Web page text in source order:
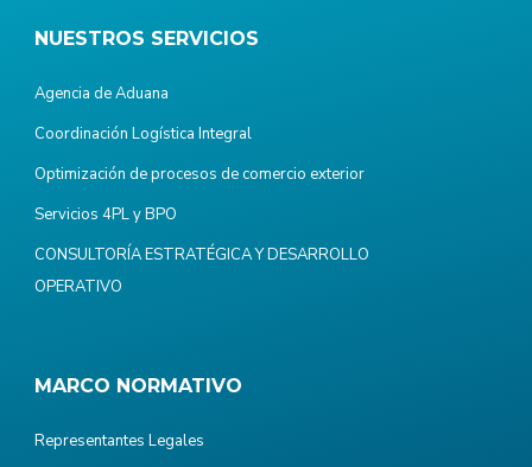
NUESTROS SERVICIOS
Agencia de Aduana
Coordinación Logística Integral
Optimización de procesos de comercio exterior
Servicios 4PL y BPO
CONSULTORÍA ESTRATÉGICA Y DESARROLLO
OPERATIVO
MARCO NORMATIVO
Representantes Legales